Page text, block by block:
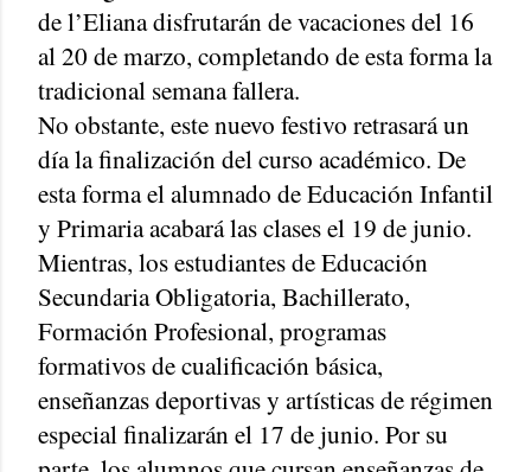
de l’Eliana disfrutarán de vacaciones del 16
al 20 de marzo, completando de esta forma la
tradicional semana fallera.
No obstante, este nuevo festivo retrasará un
día la finalización del curso académico. De
esta forma el alumnado de Educación Infantil
y Primaria acabará las clases el 19 de junio.
Mientras, los estudiantes de Educación
Secundaria Obligatoria, Bachillerato,
Formación Profesional, programas
formativos de cualificación básica,
enseñanzas deportivas y artísticas de régimen
especial finalizarán el 17 de junio. Por su